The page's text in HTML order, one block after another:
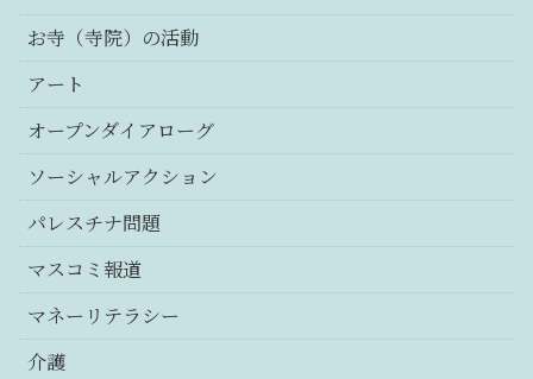
お寺（寺院）の活動
アート
オープンダイアローグ
ソーシャルアクション
パレスチナ問題
マスコミ報道
マネーリテラシー
介護